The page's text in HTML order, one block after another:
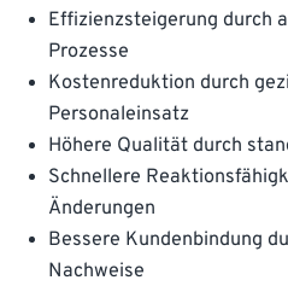
Effizienzsteigerung durch
Prozesse
Kostenreduktion durch
Personaleinsatz
Höhere Qualität durch
Schnellere
Änderungen
Bessere Kundenbindung
Nachweise